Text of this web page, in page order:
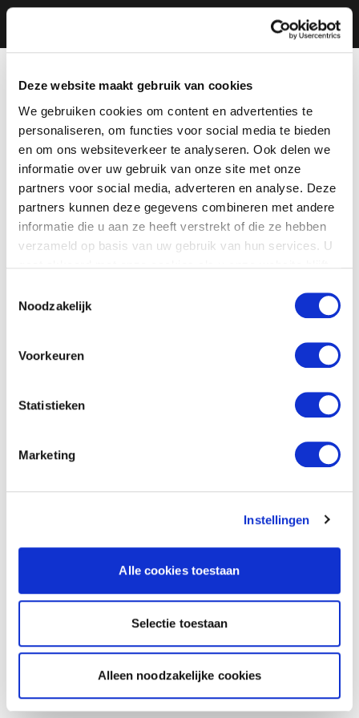
Deze website maakt gebruik van cookies
We gebruiken cookies om content en advertenties te
personaliseren, om functies voor social media te bieden
en om ons websiteverkeer te analyseren. Ook delen we
informatie over uw gebruik van onze site met onze
partners voor social media, adverteren en analyse. Deze
partners kunnen deze gegevens combineren met andere
informatie die u aan ze heeft verstrekt of die ze hebben
verzameld op basis van uw gebruik van hun services. U
Noodzakelijk
Voorkeuren
Statistieken
Marketing
Instellingen
Alle cookies toestaan
Selectie toestaan
Alleen noodzakelijke cookies